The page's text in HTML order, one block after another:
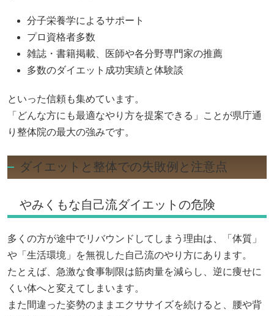
分子栄養学によるサポート
プロ資格者多数
雑誌・書籍掲載、医師や各分野専門家の推薦
多数のダイエット成功実績と体験談
といった信頼も集めています。
「どんな方にも最適なやり方を提案できる」ことが県庁通
り整体院の最大の強みです。
ダイエットと整体での失敗例と注意点
やみくもな自己流ダイエットの危険
多くの方が途中でリバウンドしてしまう理由は、「体質」
や「生活環境」を無視した自己流のやり方にあります。
たとえば、急激な食事制限は筋肉量を減らし、逆に痩せに
くい体へと変えてしまいます。
また間違った姿勢のままエクササイズを続けると、腰や背